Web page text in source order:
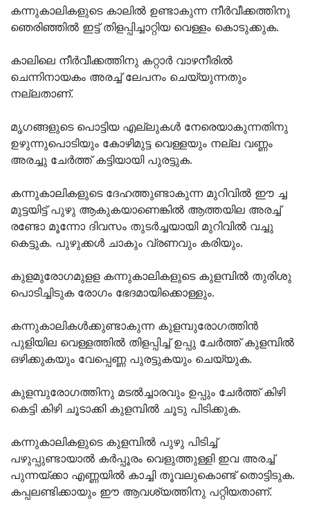
കന്നുകാലികളുടെ കാലില്‍ ഉണ്ടാകുന്ന നീര്‍വീക്കത്തിനു
ഞെരിഞ്ഞില്‍ ഇട്ട് തിളപ്പിച്ചാറ്റിയ വെള്ളം കൊടുക്കുക.
കാലിലെ നീര്‍വീക്കത്തിനു കറ്റാര്‍ വാഴനീരില്‍
ചെന്നിനായകം അരച്ച് ലേപനം‍ ചെയ്യുന്നതും
നല്ലതാണ്.
മൃഗങ്ങളുടെ പൊട്ടിയ എല്ലുകള്‍ നേരെയാകുന്നതിനു
ഉഴുന്നുപൊടിയും കോഴിമുട്ട വെള്ളയും നല്ല വണ്ണം
അരച്ചു ചേര്‍ത്ത് കട്ടിയായി പുരട്ടുക.
കന്നുകാലികളുടെ ദേഹത്തുണ്ടാകുന്ന മുറിവില്‍ ഈ ച്ച
മുട്ടയിട്ട് പുഴു ആകുകയാണെങ്കില്‍‍ ആത്തയില അരച്ച്
രണ്ടോ മൂന്നോ ദിവസം തുടര്‍ച്ചയായി മുറിവില്‍ വച്ചു
കെട്ടുക. പുഴുക്കള്‍ ചാകും വ്രണവും കരിയും.
കുളമുരോഗമുളള കന്നുകാലികളുടെ കുളമ്പില്‍ തുരിശു
പൊടിച്ചിടുക രോഗം ഭേദമായിക്കൊള്ളും.
കന്നുകാലികള്‍ക്കുണ്ടാകുന്ന കുളമ്പുരോഗത്തിന്‍
പുളിയില വെള്ളത്തില്‍ തിളപ്പിച്ച് ഉപ്പു ചേര്‍ത്ത് കുളമ്പില്‍
ഒഴിക്കുകയും വേപ്പെണ്ണ പുരട്ടുകയും ചെയ്യുക.
കുളമ്പുരോഗത്തിനു മടല്‍ച്ചാരവും ഉപ്പും ചേര്‍ത്ത് കിഴി
കെട്ടി കിഴി ചൂടാക്കി കുളമ്പില്‍ ചൂടു പിടിക്കുക.
കന്നുകാലികളുടെ കുളമ്പില്‍ പുഴു പിടിച്ച്
പഴുപ്പുണ്ടായാല്‍ കര്‍പ്പൂരം വെളുത്തുള്ളി ഇവ അരച്ച്
പുന്നയ്ക്കാ എണ്ണയില്‍ കാച്ചി തൂവലുകൊണ്ട് തൊട്ടിടുക.
കപ്പലണ്ടിക്കായും ഈ ആവശ്യത്തിനു പറ്റിയതാണ്.